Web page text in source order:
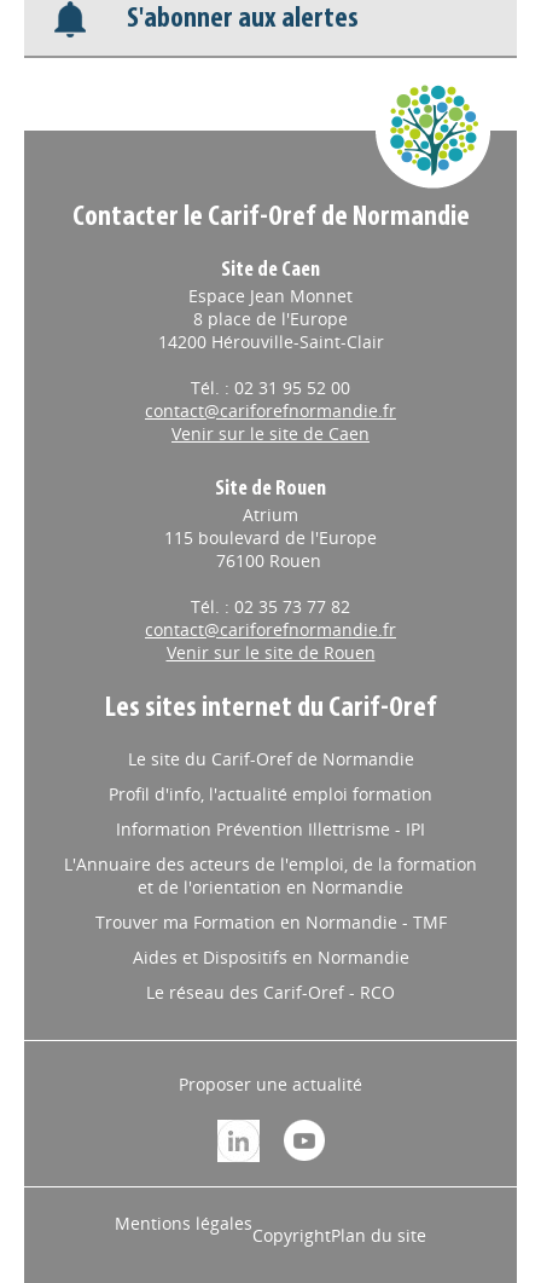
Nos veilles Scoop.it
S'abonner aux alertes
Contacter le Carif-Oref de Normandie
Site de Caen
Espace Jean Monnet
8 place de l'Europe
14200 Hérouville-Saint-Clair
Tél. : 02 31 95 52 00
contact@cariforefnormandie.fr
Venir sur le site de Caen
Site de Rouen
Atrium
115 boulevard de l'Europe
76100 Rouen
Tél. : 02 35 73 77 82
contact@cariforefnormandie.fr
Venir sur le site de Rouen
Les sites internet du Carif-Oref
Le site du Carif-Oref de Normandie
Profil d'info, l'actualité emploi formation
Information Prévention Illettrisme - IPI
L'Annuaire des acteurs de l'emploi, de la formation
et de l'orientation en Normandie
Trouver ma Formation en Normandie - TMF
Aides et Dispositifs en Normandie
Le réseau des Carif-Oref - RCO
Proposer une actualité
Mentions légales
CopyrightPlan du site